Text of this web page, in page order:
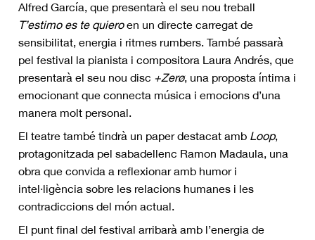
Alfred García, que presentarà el seu nou treball
T’estimo es te quieroen un directe carregat de
sensibilitat, energia i ritmes rumbers. També passarà
pel festival la pianista i compositora Laura Andrés, que
presentarà el seu nou disc +Zerø, una proposta íntima i
emocionant que connecta música i emocions d’una
manera molt personal.
El teatre també tindrà un paper destacat amb Loop,
protagonitzada pel sabadellenc Ramon Madaula, una
obra que convida a reflexionar amb humor i
intel·ligència sobre les relacions humanes i les
contradiccions del món actual.
El punt final del festival arribarà amb l’energia de